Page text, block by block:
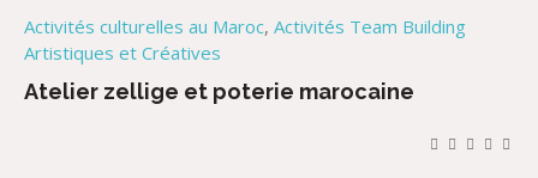
Activités culturelles au Maroc,Activités Team Building
Artistiques et Créatives
Atelier zellige et poterie marocaine